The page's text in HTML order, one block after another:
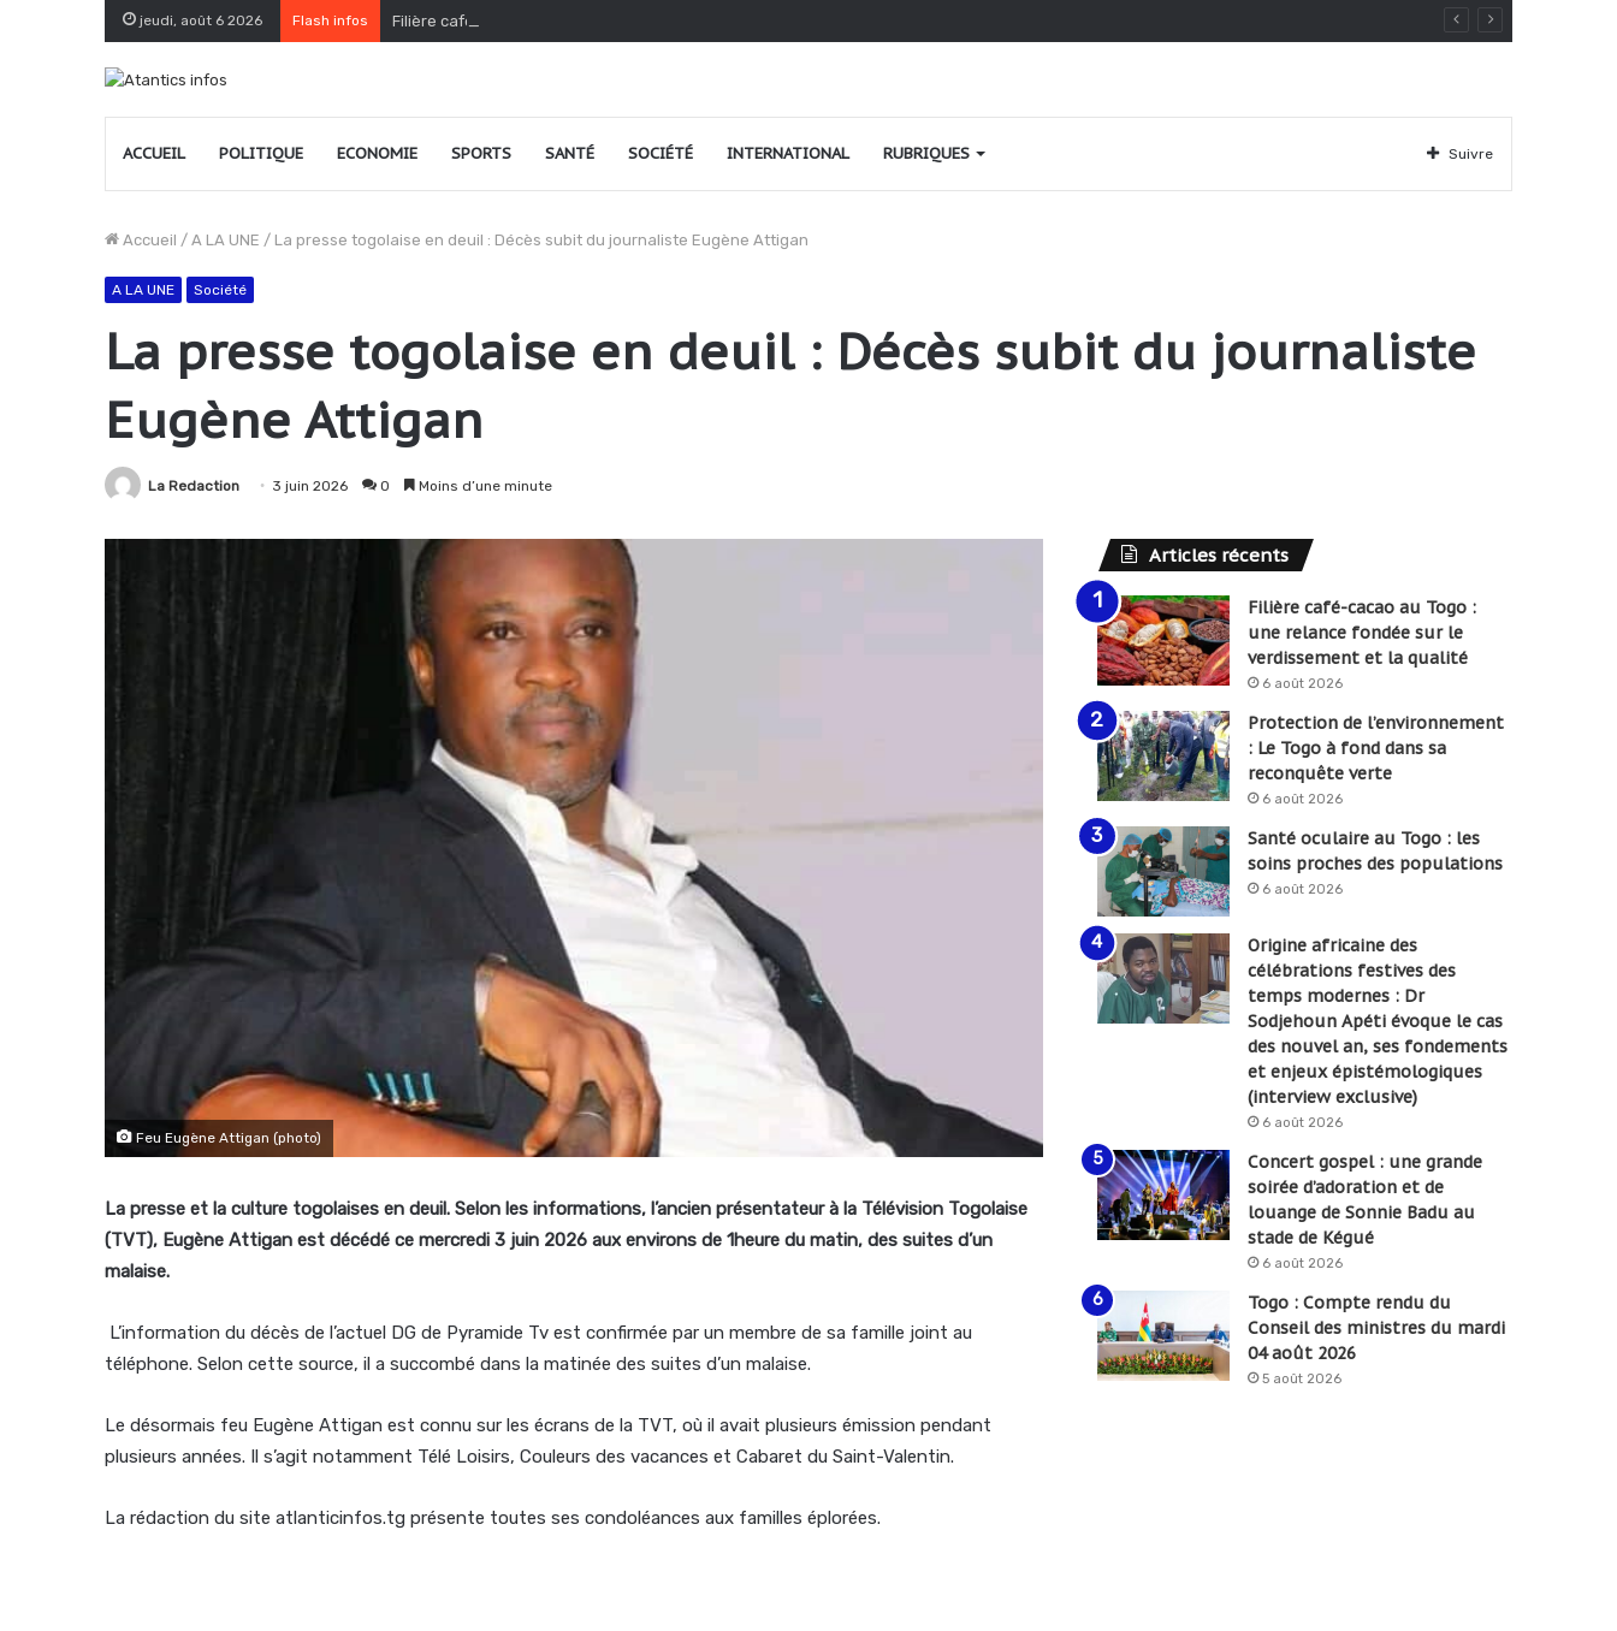
jeudi, août 6 2026 Flash infos Filière café-cacao au Togo : une relance fondée sur le verdissement et la qualité
ACCUEIL POLITIQUE ECONOMIE SPORTS SANTÉ SOCIÉTÉ INTERNATIONAL RUBRIQUES Suivre
Accueil / A LA UNE / La presse togolaise en deuil : Décès subit du journaliste Eugène Attigan
A LA UNE Société
La presse togolaise en deuil : Décès subit du journaliste
Eugène Attigan
La Redaction 3 juin 2026 0 Moins d’une minute
Feu Eugène Attigan (photo)
La presse et la culture togolaises en deuil. Selon les informations, l’ancien présentateur à la Télévision Togolaise
(TVT), Eugène Attigan est décédé ce mercredi 3 juin 2026 aux environs de 1heure du matin, des suites d’un
malaise.
L’information du décès de l’actuel DG de Pyramide Tv est confirmée par un membre de sa famille joint au
téléphone. Selon cette source, il a succombé dans la matinée des suites d’un malaise.
Le désormais feu Eugène Attigan est connu sur les écrans de la TVT, où il avait plusieurs émission pendant
plusieurs années. Il s’agit notamment Télé Loisirs, Couleurs des vacances et Cabaret du Saint-Valentin.
La rédaction du site atlanticinfos.tg présente toutes ses condoléances aux familles éplorées.
Articles récents
Filière café-cacao au Togo :
une relance fondée sur le
verdissement et la qualité
6 août 2026
Protection de l’environnement
: Le Togo à fond dans sa
reconquête verte
6 août 2026
Santé oculaire au Togo : les
soins proches des populations
6 août 2026
Origine africaine des
célébrations festives des
temps modernes : Dr
Sodjehoun Apéti évoque le cas
des nouvel an, ses fondements
et enjeux épistémologiques
(interview exclusive)
6 août 2026
Concert gospel : une grande
soirée d’adoration et de
louange de Sonnie Badu au
stade de Kégué
6 août 2026
Togo : Compte rendu du
Conseil des ministres du mardi
04 août 2026
5 août 2026